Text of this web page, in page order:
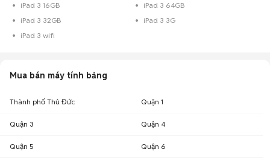
iPad 3 16GB
iPad 3 64GB
iPad 3 32GB
iPad 3 3G
iPad 3 wifi
Mua bán máy tính bảng
Thành phố Thủ Đức Quận 1
Quận 3 Quận 4
Quận 5 Quận 6